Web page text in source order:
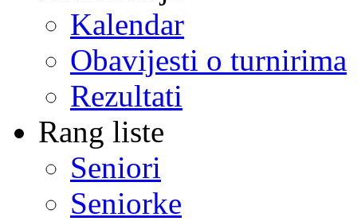
Kalendar
Obavijesti o turnirima
Rezultati
Rang liste
Seniori
Seniorke